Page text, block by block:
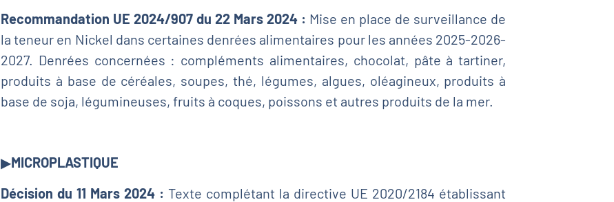
Recommandation UE 2024/907 du 22 Mars 2024 : Mise en place de surveillance de
la teneur en Nickel dans certaines denrées alimentaires pour les années 2025-2026-
2027. Denrées concernées : compléments alimentaires, chocolat, pâte à tartiner,
produits à base de céréales, soupes, thé, légumes, algues, oléagineux, produits à
base de soja, légumineuses, fruits à coques, poissons et autres produits de la mer.
▶MICROPLASTIQUE
Décision du 11 Mars 2024 : Texte complétant la directive UE 2020/2184 établissant